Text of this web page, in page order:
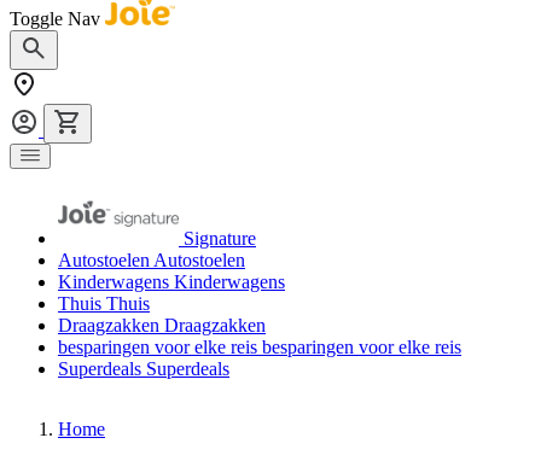
Toggle Nav
Signature
Autostoelen Autostoelen
Kinderwagens Kinderwagens
Thuis Thuis
Draagzakken Draagzakken
besparingen voor elke reis besparingen voor elke reis
Superdeals Superdeals
Home